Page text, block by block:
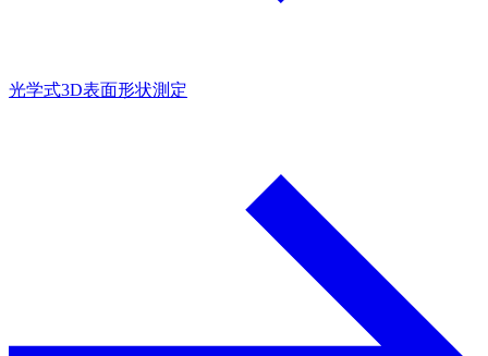
光学式3D表面形状測定